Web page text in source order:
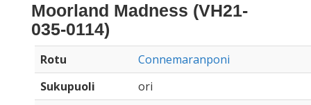
Moorland Madness (VH21-
035-0114)
Rotu
Connemaranponi
Sukupuoli
ori